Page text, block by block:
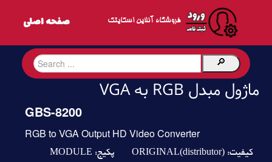
فروشگاه آنلاین اسکایتک
ماژول مبدل RGB به VGA
GBS-8200
RGB to VGA Output HD Video Converter
کیفیت: ORIGINAL(distributor) پکیج: MODULE